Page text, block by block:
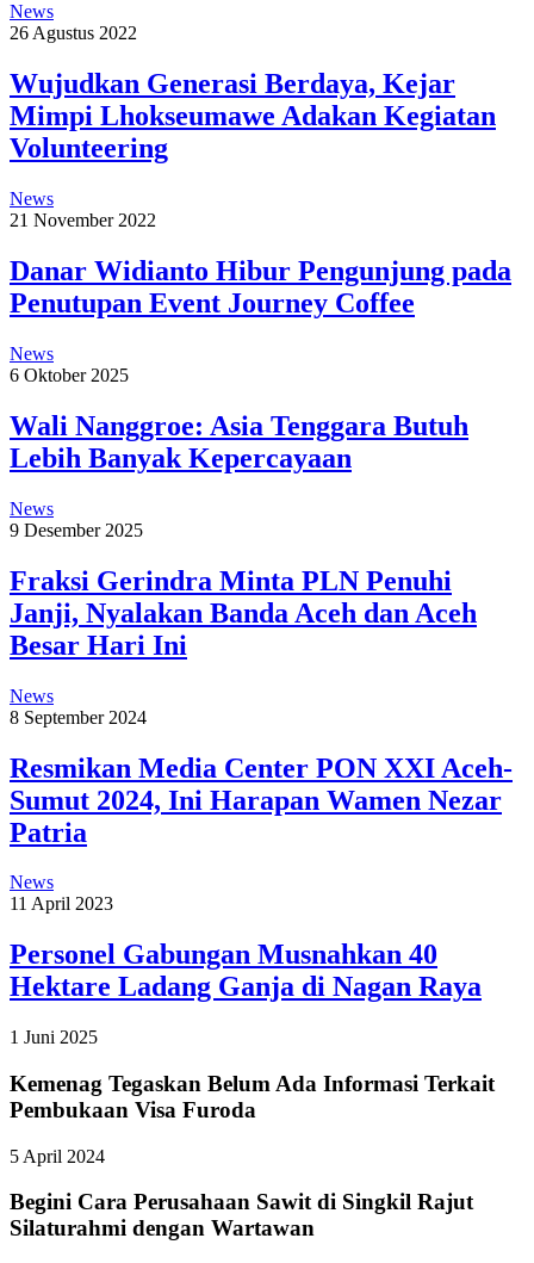
News
26 Agustus 2022
Wujudkan Generasi Berdaya, Kejar
Mimpi Lhokseumawe Adakan Kegiatan
Volunteering
News
21 November 2022
Danar Widianto Hibur Pengunjung pada
Penutupan Event Journey Coffee
News
6 Oktober 2025
Wali Nanggroe: Asia Tenggara Butuh
Lebih Banyak Kepercayaan
News
9 Desember 2025
Fraksi Gerindra Minta PLN Penuhi
Janji, Nyalakan Banda Aceh dan Aceh
Besar Hari Ini
News
8 September 2024
Resmikan Media Center PON XXI Aceh-
Sumut 2024, Ini Harapan Wamen Nezar
Patria
News
11 April 2023
Personel Gabungan Musnahkan 40
Hektare Ladang Ganja di Nagan Raya
1 Juni 2025
Kemenag Tegaskan Belum Ada Informasi Terkait
Pembukaan Visa Furoda
5 April 2024
Begini Cara Perusahaan Sawit di Singkil Rajut
Silaturahmi dengan Wartawan